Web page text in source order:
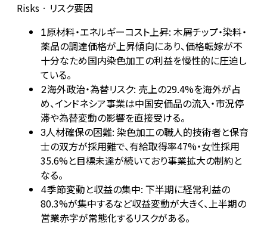
Risks · リスク要因
1原材料・エネルギーコスト上昇: 木屑チップ・染料・
薬品の調達価格が上昇傾向にあり、価格転嫁が不
十分なため国内染色加工の利益を慢性的に圧迫し
ている。
2海外政治・為替リスク: 売上の29.4%を海外が占
め、インドネシア事業は中国安価品の流入・市況停
滞や為替変動の影響を直接受ける。
3人材確保の困難: 染色加工の職人的技術者と保育
士の双方が採用難で、有給取得率47%・女性採用
35.6%と目標未達が続いており事業拡大の制約と
なる。
4季節変動と収益の集中: 下半期に経常利益の
80.3%が集中するなど収益変動が大きく、上半期の
営業赤字が常態化するリスクがある。